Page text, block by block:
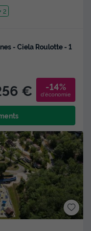
2
- Ciela Roulotte - 1
€ -14%
d'économie